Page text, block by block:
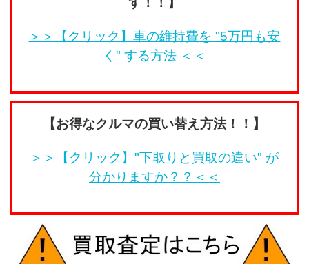
＞＞【クリック】車の維持費を "5万円も安
く" する方法 ＜＜
【お得なクルマの買い替え方法！！】
＞＞【クリック】"下取りと買取の違い" が
分かりますか？？＜＜